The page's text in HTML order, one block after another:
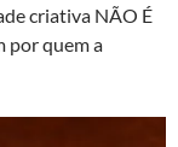
criativa NÃO É
por quem a